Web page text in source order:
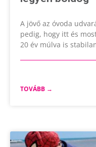
A jövő az óvoda
pedig, hogy itt és
20 év múlva is
TOVÁBB →